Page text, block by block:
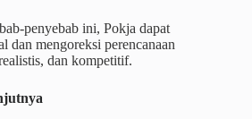
penyebab ini, Pokja dapat
dan mengoreksi perencanaan
dan kompetitif.